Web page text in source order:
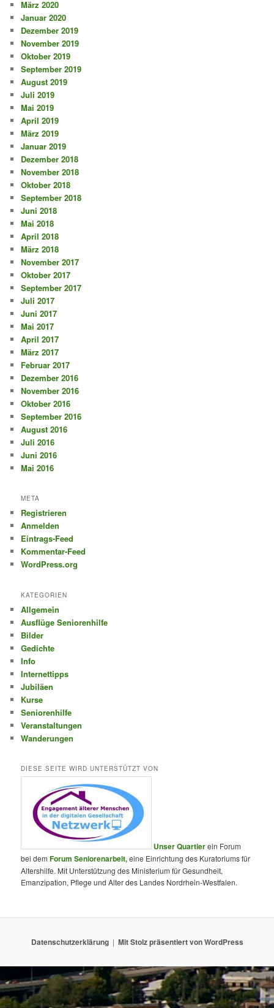
März 2020
Januar 2020
Dezember 2019
November 2019
Oktober 2019
September 2019
August 2019
Juli 2019
Mai 2019
April 2019
März 2019
Januar 2019
Dezember 2018
November 2018
Oktober 2018
September 2018
Juni 2018
Mai 2018
April 2018
März 2018
November 2017
Oktober 2017
September 2017
Juli 2017
Juni 2017
Mai 2017
April 2017
März 2017
Februar 2017
Dezember 2016
November 2016
Oktober 2016
September 2016
August 2016
Juli 2016
Juni 2016
Mai 2016
META
Registrieren
Anmelden
Eintrags-Feed
Kommentar-Feed
WordPress.org
KATEGORIEN
Allgemein
Ausflüge Seniorenhilfe
Bilder
Gedichte
Info
Internettipps
Jubiläen
Kurse
Seniorenhilfe
Veranstaltungen
Wanderungen
DIESE SEITE WIRD UNTERSTÜTZT VON
Unser Quartierein Forum
bei demForum Seniorenarbeit,eine Einrichtung des Kuratoriums für
Altershilfe. Mit Unterstützung des Ministerium für Gesundheit,
Emanzipation, Pflege und Alter des Landes Nordrhein-Westfalen.
Datenschutzerklärung Mit Stolz präsentiert von WordPress